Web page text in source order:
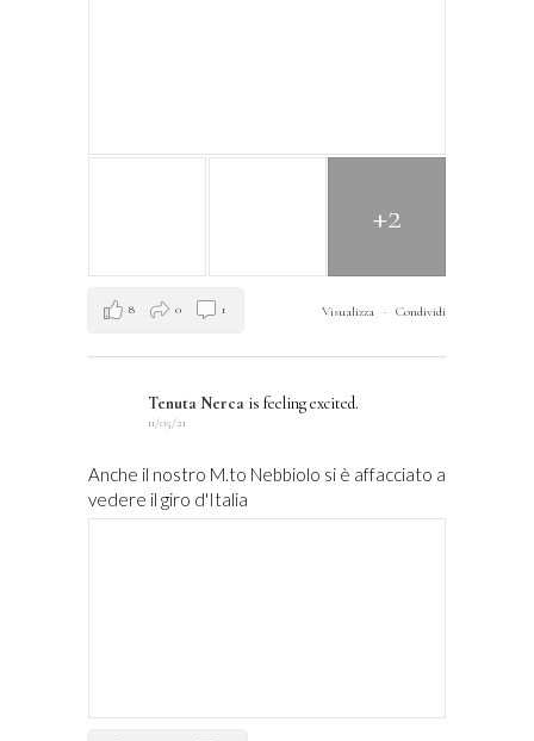
+2
Visualizza · Condividi
8 0 1
Tenuta Nerca is feeling excited.
11/05/21
Anche il nostro M.to Nebbiolo si è affacciato a
vedere il giro d'Italia